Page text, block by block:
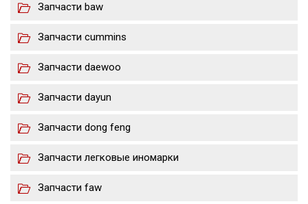
Запчасти baw
Запчасти cummins
Запчасти daewoo
Запчасти dayun
Запчасти dong feng
Запчасти легковые иномарки
Запчасти faw